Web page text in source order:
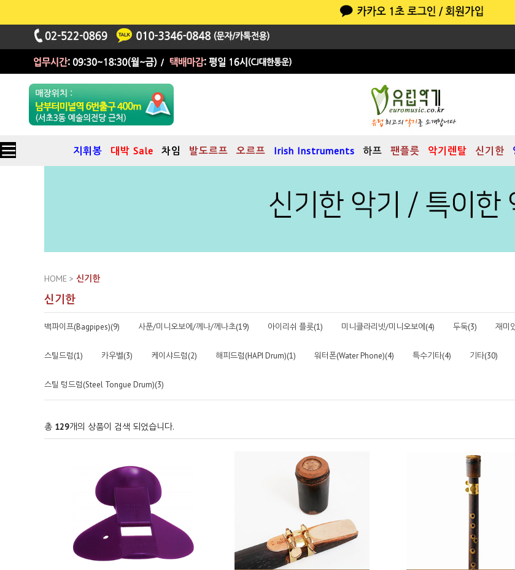
지휘봉 대박 Sale 차임 발도르프 오르프 Irish Instruments 하프 팬플릇 악기렌탈 신기한
HOME > 신기한
신기한
백파이프(Bagpipes)(9) 사푼/미니오보에/께나/께나초(19) 아이리쉬 플릇(1) 미니클라리넷/미니오보에(4) 두둑(3) 재미
스틸드럼(1) 카우벨(3) 케이샤드럼(2) 해피드럼(HAPI Drum)(1) 워터폰(Water Phone)(4) 특수기타(4) 기타(30)
스틸 텅드럼(Steel Tongue Drum)(3)
총 129개의 상품이 검색 되었습니다.